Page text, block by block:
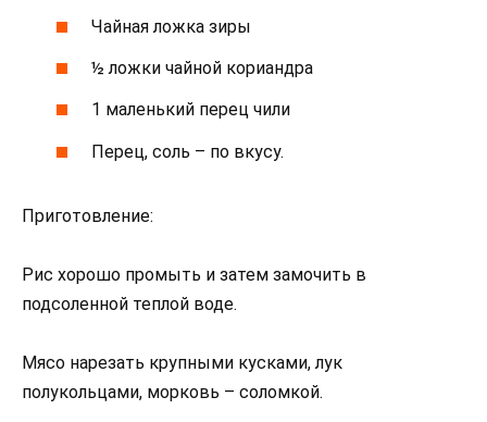
Чайная ложка зиры
½ ложки чайной кориандра
1 маленький перец чили
Перец, соль – по вкусу.
Приготовление:
Рис хорошо промыть и затем замочить в
подсоленной теплой воде.
Мясо нарезать крупными кусками, лук
полукольцами, морковь – соломкой.